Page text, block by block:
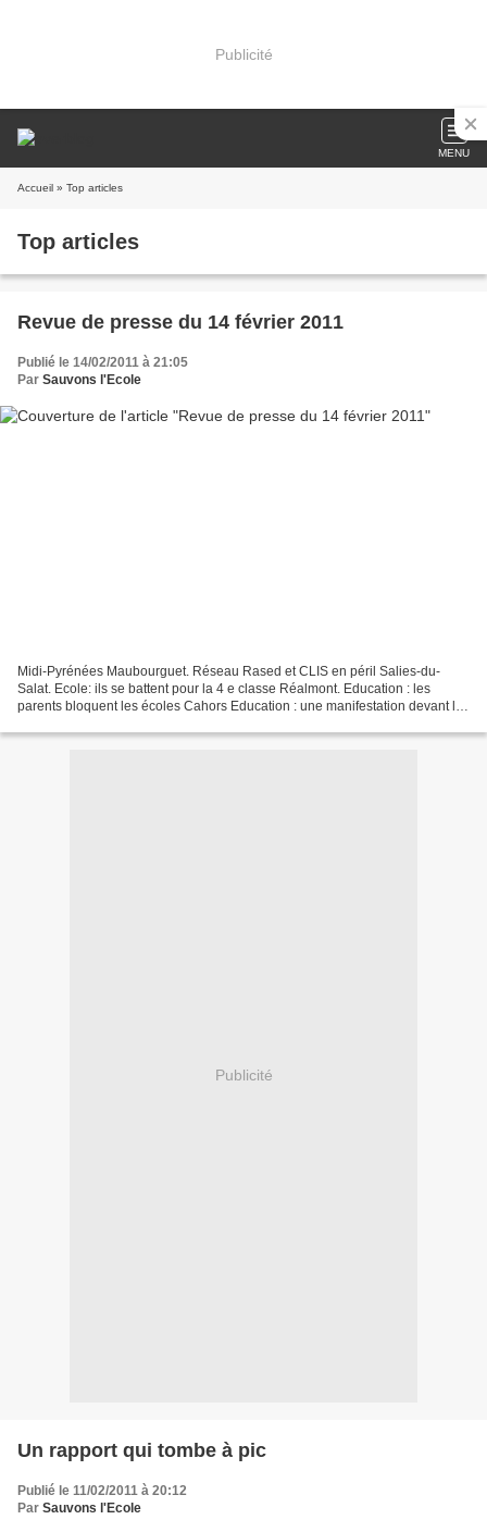
Publicité
MENU
Accueil » Top articles
Top articles
Revue de presse du 14 février 2011
Publié le 14/02/2011 à 21:05
Par Sauvons l'Ecole
Midi-Pyrénées Maubourguet. Réseau Rased et CLIS en péril Salies-du-
Salat. Ecole: ils se battent pour la 4 e classe Réalmont. Education : les
parents bloquent les écoles Cahors Education : une manifestation devant la
Publicité
Un rapport qui tombe à pic
Publié le 11/02/2011 à 20:12
Par Sauvons l'Ecole